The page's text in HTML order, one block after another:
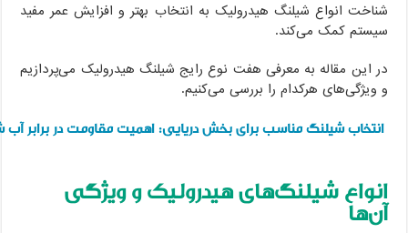
انواع شیلنگ هیدرولیک به انتخاب بهتر و افزایش عمر مفید
کمک می‌کند.
این مقاله به معرفی هفت نوع رایج شیلنگ هیدرولیک می‌پردازیم
هرکدام را بررسی می‌کنیم.
شیلنگ مناسب برای بخش دریایی: اهمیت مقاومت در برابر آب شور
شیلنگ‌های هیدرولیک و ویژگی